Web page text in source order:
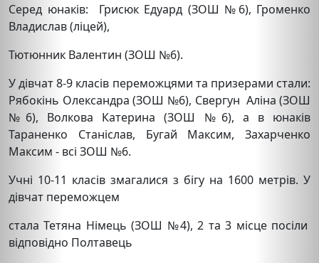
Серед юнаків: Грисюк Едуард (ЗОШ №6), Громенко
Владислав (ліцей),
Тютюнник Валентин (ЗОШ №6).
У дівчат 8-9 класів переможцями та призерами стали:
Рябокінь Олександра (ЗОШ №6), Свергун Аліна (ЗОШ
№6), Волкова Катерина (ЗОШ №6), а в юнаків
Тараненко Станіслав, Бугай Максим, Захарченко
Максим - всі ЗОШ №6.
Учні 10-11 класів змагалися з бігу на 1600 метрів. У
дівчат переможцем
стала Тетяна Німець (ЗОШ №4), 2 та 3 місце посіли
відповідно Полтавець